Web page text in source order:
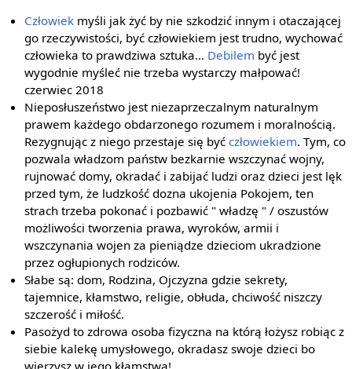
Człowiek myśli jak żyć by nie szkodzić innym i otaczającej
go rzeczywistości, być człowiekiem jest trudno, wychować
człowieka to prawdziwa sztuka... Debilem być jest
wygodnie myśleć nie trzeba wystarczy małpować!
czerwiec 2018
Nieposłuszeństwo jest niezaprzeczalnym naturalnym
prawem każdego obdarzonego rozumem i moralnością.
Rezygnując z niego przestaje się byćczłowiekiem. Tym, co
pozwala władzom państw bezkarnie wszczynać wojny,
rujnować domy, okradać i zabijać ludzi oraz dzieci jest lęk
przed tym, że ludzkość dozna ukojenia Pokojem, ten
strach trzeba pokonać i pozbawić " władzę " / oszustów
możliwości tworzenia prawa, wyroków, armii i
wszczynania wojen za pieniądze dzieciom ukradzione
przez ogłupionych rodziców.
Słabe są: dom, Rodzina, Ojczyzna gdzie sekrety,
tajemnice, kłamstwo, religie, obłuda, chciwość niszczy
szczerość i miłość.
Pasożyd to zdrowa osoba fizyczna na którą łożysz robiąc z
siebie kalekę umysłowego, okradasz swoje dzieci bo